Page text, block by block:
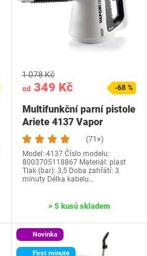
od 349 Kč
1 078 Kč
-68 %
Multifunkční parní pistole
Ariete 4137 Vapor
(71×)
Model: 4137 ‎Číslo modelu:
8003705118867 Materiál: plast
Tlak (bar): 3,5 Doba zahřátí: 3
minuty Délka kabelu…
> 5 kusů skladem
Novinka
First minute